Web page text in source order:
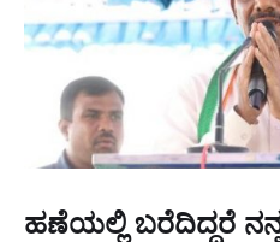
ಹಣೆಯಲ್ಲಿ ಬರೆದಿದ್ದರೆ